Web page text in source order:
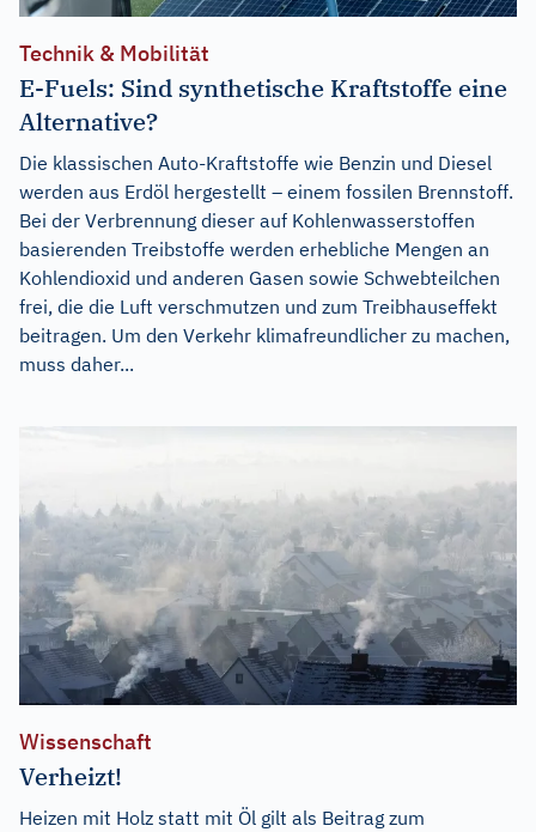
Technik & Mobilität
E-Fuels: Sind synthetische Kraftstoffe eine
Alternative?
Die klassischen Auto-Kraftstoffe wie Benzin und Diesel
werden aus Erdöl hergestellt – einem fossilen Brennstoff.
Bei der Verbrennung dieser auf Kohlenwasserstoffen
basierenden Treibstoffe werden erhebliche Mengen an
Kohlendioxid und anderen Gasen sowie Schwebteilchen
frei, die die Luft verschmutzen und zum Treibhauseffekt
beitragen. Um den Verkehr klimafreundlicher zu machen,
muss daher...
Wissenschaft
Verheizt!
Heizen mit Holz statt mit Öl gilt als Beitrag zum